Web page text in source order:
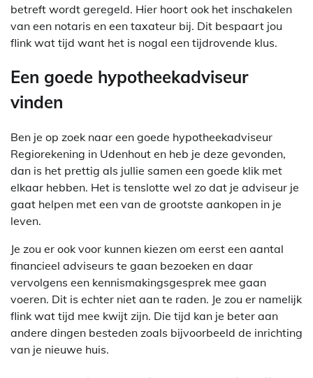
betreft wordt geregeld. Hier hoort ook het inschakelen
van een notaris en een taxateur bij. Dit bespaart jou
flink wat tijd want het is nogal een tijdrovende klus.
Een goede hypotheekadviseur
vinden
Ben je op zoek naar een goede hypotheekadviseur
Regiorekening in Udenhout en heb je deze gevonden,
dan is het prettig als jullie samen een goede klik met
elkaar hebben. Het is tenslotte wel zo dat je adviseur je
gaat helpen met een van de grootste aankopen in je
leven.
Je zou er ook voor kunnen kiezen om eerst een aantal
financieel adviseurs te gaan bezoeken en daar
vervolgens een kennismakingsgesprek mee gaan
voeren. Dit is echter niet aan te raden. Je zou er namelijk
flink wat tijd mee kwijt zijn. Die tijd kan je beter aan
andere dingen besteden zoals bijvoorbeeld de inrichting
van je nieuwe huis.